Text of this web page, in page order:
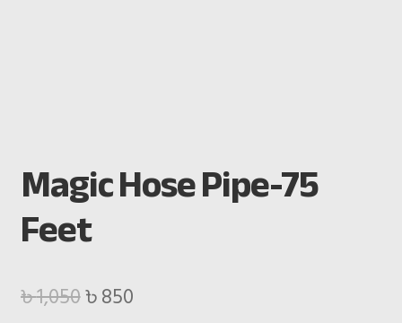
আমার রেকর্ড
হাজিরা প্যানেল
Magic Hose Pipe-75
Feet
৳1,050Original
৳850Current